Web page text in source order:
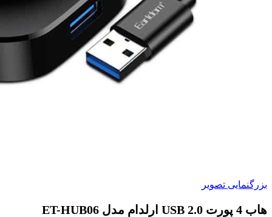
بزرگنمایی تصویر
هاب 4 پورت USB 2.0 ارلدام مدل ET-HUB06